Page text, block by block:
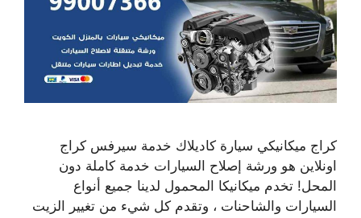
كراج ميكانيكي سيارة كاديلاك خدمة سيرفس كراج
اونلاين هو ورشة إصلاح السيارات خدمة كاملة دون
المحل! تخدم ميكانيكا المحمول لدينا جميع أنواع
السيارات والشاحنات ، وتقدم كل شيء من تغيير الزيت